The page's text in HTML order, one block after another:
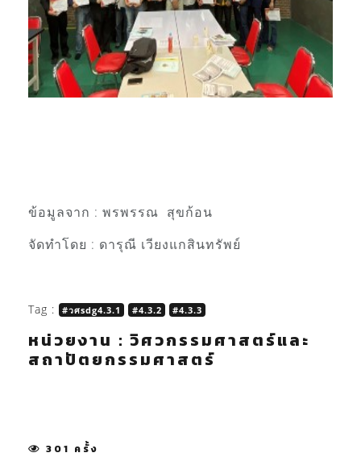
ข้อมูลจาก : พรพรรณ สุขก้อน
จัดทำโดย : ดารุณี เวียงแกสินทรัพย์
Tag : #วศsdg4.3.1 #4.3.2 #4.3.3
หน่วยงาน : วิศวกรรมศาสตร์และ
สถาปัตยกรรมศาสตร์
301 ครั้ง